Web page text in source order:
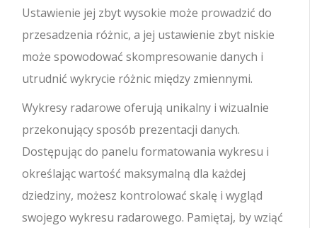
Ustawienie jej zbyt wysokie może prowadzić do
przesadzenia różnic, a jej ustawienie zbyt niskie
może spowodować skompresowanie danych i
utrudnić wykrycie różnic między zmiennymi.
Wykresy radarowe oferują unikalny i wizualnie
przekonujący sposób prezentacji danych.
Dostępując do panelu formatowania wykresu i
określając wartość maksymalną dla każdej
dziedziny, możesz kontrolować skalę i wygląd
swojego wykresu radarowego. Pamiętaj, by wziąć